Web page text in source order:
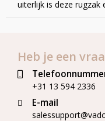
uiterlijk is deze rugzak
Heb je een
+31 13 594 2336
E-mail